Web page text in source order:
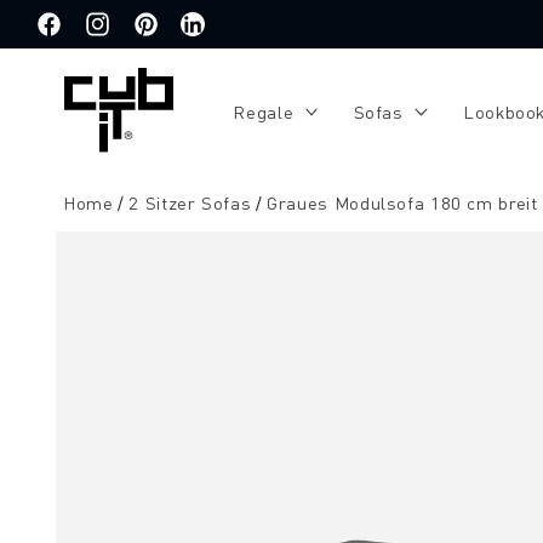
zum
Inhalt
FacebookInstagramPinterestTranslation
Regale Sofas Lookbook
Home 2 Sitzer Sofas Graues Modulsofa 180 cm breit